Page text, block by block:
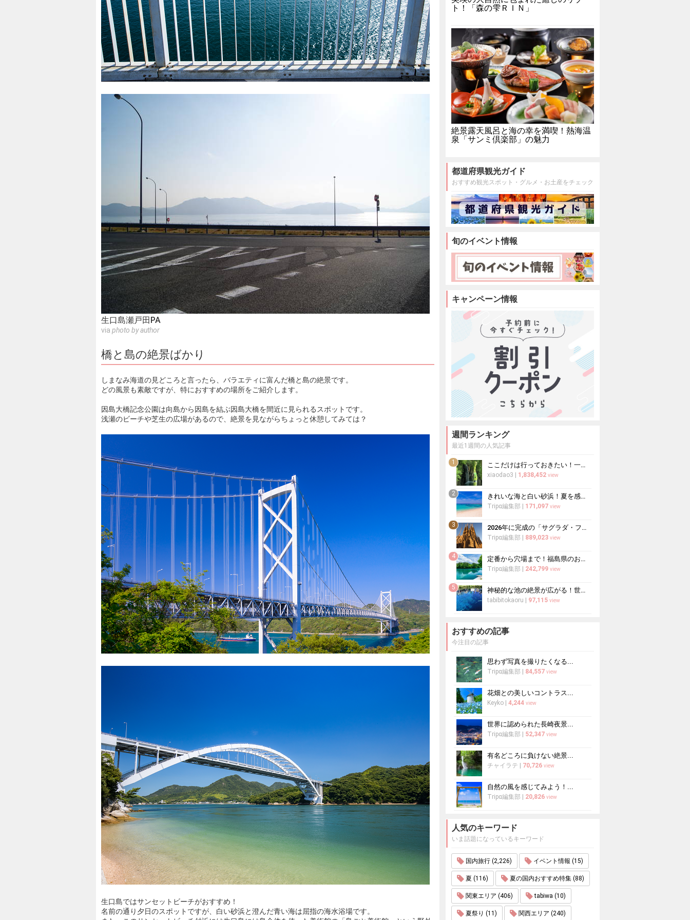
生口島瀬戸田PA
via photo by author
橋と島の絶景ばかり
しまなみ海道の見どころと言ったら、バラエティに富んだ橋と島の絶景です。
どの風景も素敵ですが、特におすすめの場所をご紹介します。
因島大橋記念公園は向島から因島を結ぶ因島大橋を間近に見られるスポットです。
浅瀬のビーチや芝生の広場があるので、絶景を見ながらちょっと休憩してみては？
生口島ではサンセットビーチがおすすめ！
名前の通り夕日のスポットですが、白い砂浜と澄んだ青い海は屈指の海水浴場です。
ト！「森の雫ＲＩＮ」
絶景露天風呂と海の幸を満喫！熱海温
泉「サンミ倶楽部」の魅力
都道府県観光ガイド
おすすめ観光スポット・グルメ・お土産をチェック
旬のイベント情報
キャンペーン情報
週間ランキング
最近1週間の人気記事
1 ここだけは行っておきたい！一度は見る価値がある日本の絶景20選
xiaodao3 1,838,452 view
2 きれいな海と白い砂浜！夏を感じる日本全国の絶景ビーチ20選
Tripα編集部 171,097 view
3 2026年に完成の「サグラダ・ファミリア」がすごすぎる！驚異的な工期短縮はなぜ？
Tripα編集部 889,023 view
4 定番から穴場まで！福島県のおすすめ観光スポット30選
Tripα編集部 242,799 view
5 神秘的な池の絶景が広がる！世界遺産忍野八海の見どころと楽しみ方
tabibitokaoru 97,115 view
おすすめの記事
今注目の記事
思わず写真を撮りたくなる...
Tripα編集部 84,557 view
花畑との美しいコントラス...
Keyko 4,244 view
世界に認められた長崎夜景...
Tripα編集部 52,347 view
有名どころに負けない絶景...
チャイラテ 70,726 view
自然の風を感じてみよう！...
Tripα編集部 20,826 view
人気のキーワード
いま話題になっているキーワード
国内旅行 (2,226) イベント情報 (15)
夏 (116) 夏の国内おすすめ特集 (88)
関東エリア (406) tabiwa (10)
夏祭り (11) 関西エリア (240)